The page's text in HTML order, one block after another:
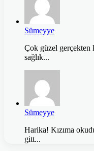
Sümeyye
Çok güzel gerçekten
sağlık...
Sümeyye
Harika! Kızıma
gitt...